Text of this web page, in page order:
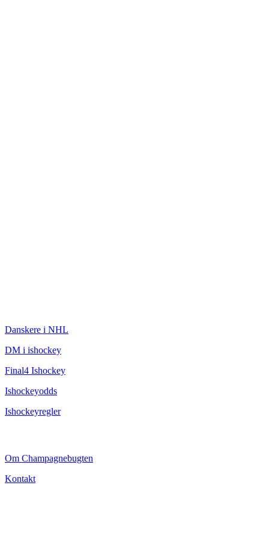
Danskere i NHL
DM i ishockey
Final4 Ishockey
Ishockeyodds
Ishockeyregler
Om Champagnebugten
Kontakt